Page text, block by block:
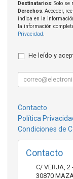
Destinatarios: Solo
Derechos: Acceder,
indica en la
la información
Privacidad
He leído y
Contacto
Política
Condiciones de
Contacto
C/ VERJA, 2
30870